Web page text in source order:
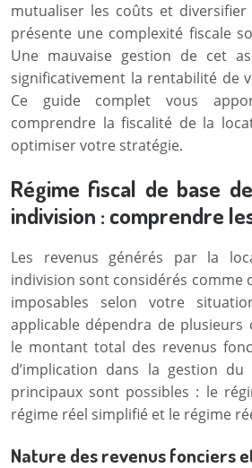
mutualiser les coûts et diversifier
présente une complexité fiscale
Une mauvaise gestion de cet
significativement la rentabilité de
Ce guide complet vous
comprendre la fiscalité de la
optimiser votre stratégie.
Régime fiscal de base
indivision : comprendre
Les revenus générés par la
indivision sont considérés comme
imposables selon votre
applicable dépendra de
le montant total des revenus
d’implication dans la gestion
principaux sont possibles : le
régime réel simplifié et le régime
Nature des revenus fonciers